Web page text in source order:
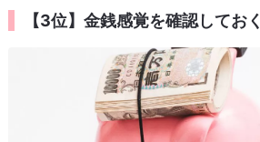
【3位】金銭感覚を確認しておく